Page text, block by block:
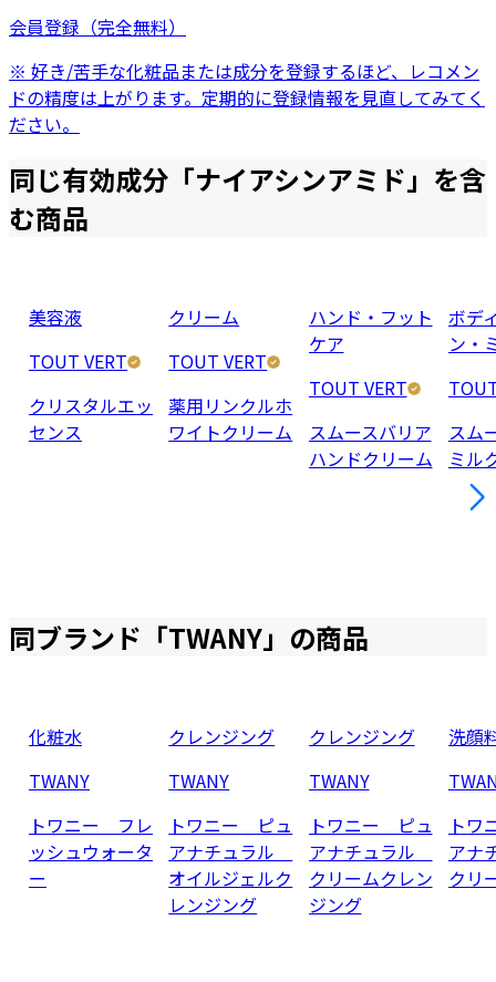
会員登録（完全無料）
※ 好き/苦手な化粧品または成分を登録するほど、レコメン
ドの精度は上がります。定期的に登録情報を見直してみてく
ださい。
同じ有効成分「ナイアシンアミド」を含
む商品
美容液
TOUT VERT
クリスタルエッ
センス
クリーム
TOUT VERT
薬用リンクルホ
ワイトクリーム
ハンド・フット
ケア
TOUT VERT
スムースバリア
ハンドクリーム
ボデ
ン・
スム
ミル
同ブランド「TWANY」の商品
化粧水
TWANY
トワニー フレ
ッシュウォータ
ー
クレンジング
TWANY
トワニー ピュ
アナチュラル
オイルジェルク
レンジング
クレンジング
TWANY
トワニー ピュ
アナチュラル
クリームクレン
ジング
洗顔
ト
アナ
クリ